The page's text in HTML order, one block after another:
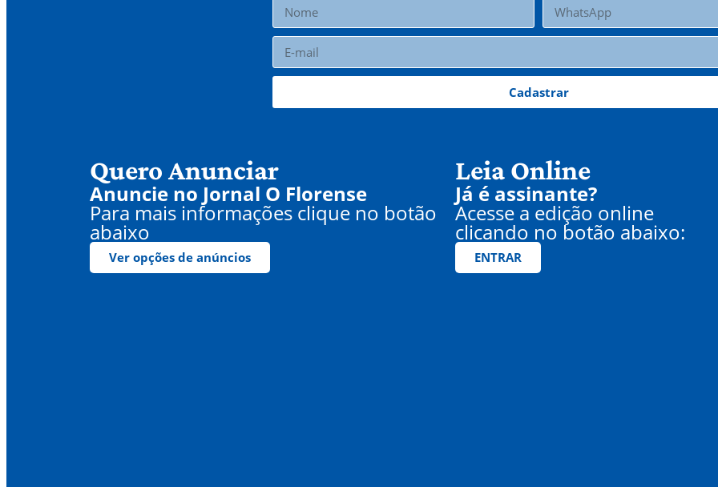
Cadastrar
Quero Anunciar
Anuncie no Jornal O Florense
Para mais informações clique no botão
abaixo
Ver opções de anúncios
Leia Online
Já é assinante?
Acesse a edição online
clicando no botão abaixo:
ENTRAR